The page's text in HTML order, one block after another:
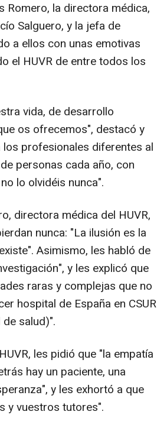
Romero, la directora médica,
Salguero, y la jefa de
a ellos con unas emotivas
el HUVR de entre todos los
vida, de desarrollo
os ofrecemos", destacó y
profesionales diferentes al
personas cada año, con
lo olvidéis nunca".
directora médica del HUVR,
nunca: "La ilusión es la
Asimismo, les habló de
y les explicó que
raras y complejas que no
hospital de España en CSUR
salud)".
les pidió que "la empatía
hay un paciente, una
y les exhortó a que
y vuestros tutores".